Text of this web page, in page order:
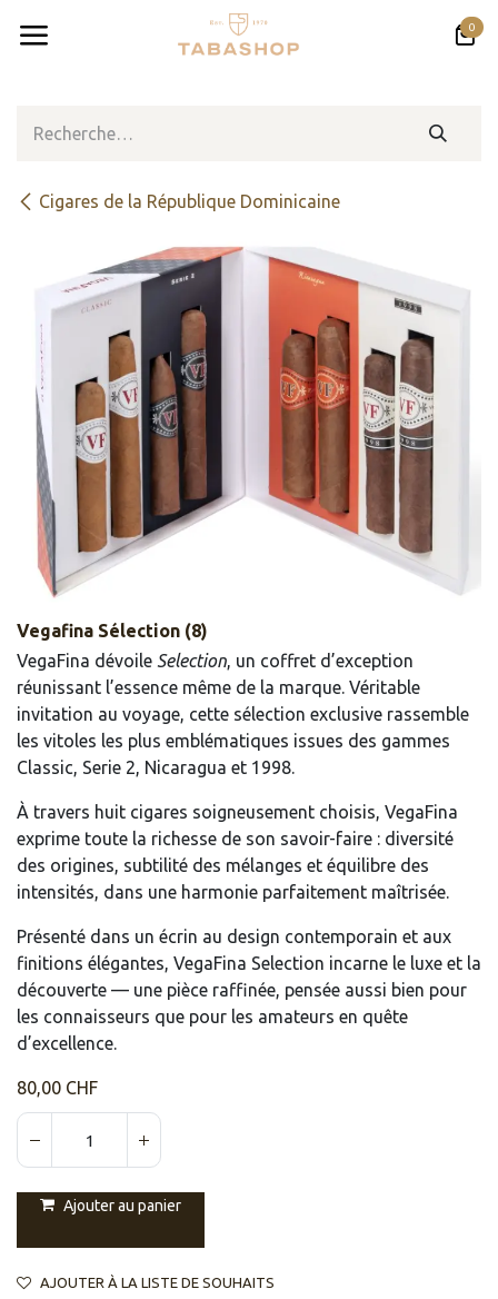
0
Cigares de la République Dominicaine
Vegafina Sélection (8)
VegaFina dévoile Selection, un coffret d’exception
réunissant l’essence même de la marque. Véritable
invitation au voyage, cette sélection exclusive rassemble
les vitoles les plus emblématiques issues des gammes
Classic, Serie 2, Nicaragua et 1998.
À travers huit cigares soigneusement choisis, VegaFina
exprime toute la richesse de son savoir-faire : diversité
des origines, subtilité des mélanges et équilibre des
intensités, dans une harmonie parfaitement maîtrisée.
Présenté dans un écrin au design contemporain et aux
finitions élégantes, VegaFina Selection incarne le luxe et la
découverte — une pièce raffinée, pensée aussi bien pour
les connaisseurs que pour les amateurs en quête
d’excellence.
80,00 CHF
Ajouter au panier
AJOUTER À LA LISTE DE SOUHAITS